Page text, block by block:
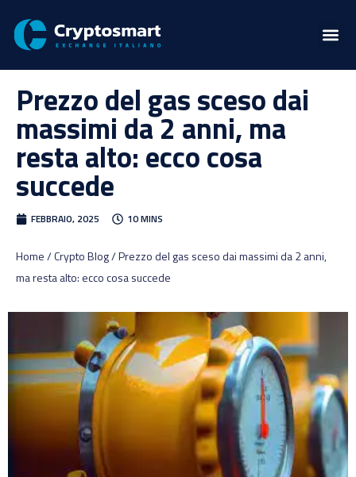
Prezzo del gas sceso dai
massimi da 2 anni, ma
resta alto: ecco cosa
succede
FEBBRAIO, 2025 10 MINS
Home / Crypto Blog / Prezzo del gas sceso dai massimi da 2 anni,
ma resta alto: ecco cosa succede